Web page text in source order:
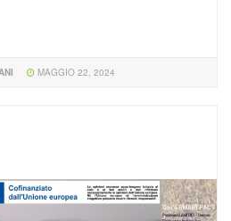
MAGGIO 22, 2024